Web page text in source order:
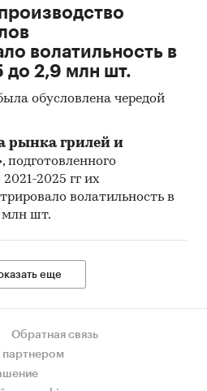
волатильность в
до 2,9 млн шт.
обусловлена чередой
рынка грилей и
, подготовленного
2025 гг их
волатильность в
млн шт.
еще
Обратная связь
партнером